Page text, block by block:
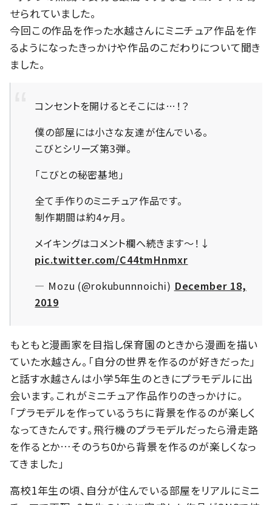
せられていました。
今回この作品を作った水越さんにミニチュア作品を作
るようになったきっかけや作品のこだわりについて聞き
ました。
コンセントを開けるとそこには…！？
僕の部屋には小さな友達が住んでいる。
こびとシリーズ第3弾。
「こびとの秘密基地」
全て手作りのミニチュア作品です。
制作期間は約4ヶ月。
メイキングはコメント欄へ続きます〜！↓
pic.twitter.com/C44tmHnmxr
— Mozu (@rokubunnnoichi) December 18,
2019
もともと漫画家を目指し保育園のときから漫画を描い
ていた水越さん。「自分の世界を作るのが好きだった」
と話す水越さんは小学5年生のときにプラモデルに出
会います。これがミニチュア作品作りのきっかけに。
「プラモデルを作っているうちに背景を作るのが楽しく
なってきたんです。飛行機のプラモデルだったら滑走路
を作るとか…そのうち0から背景を作るのが楽しくなっ
てきました」
高校1年生の頃、自分が住んでいる部屋をリアルにミニ